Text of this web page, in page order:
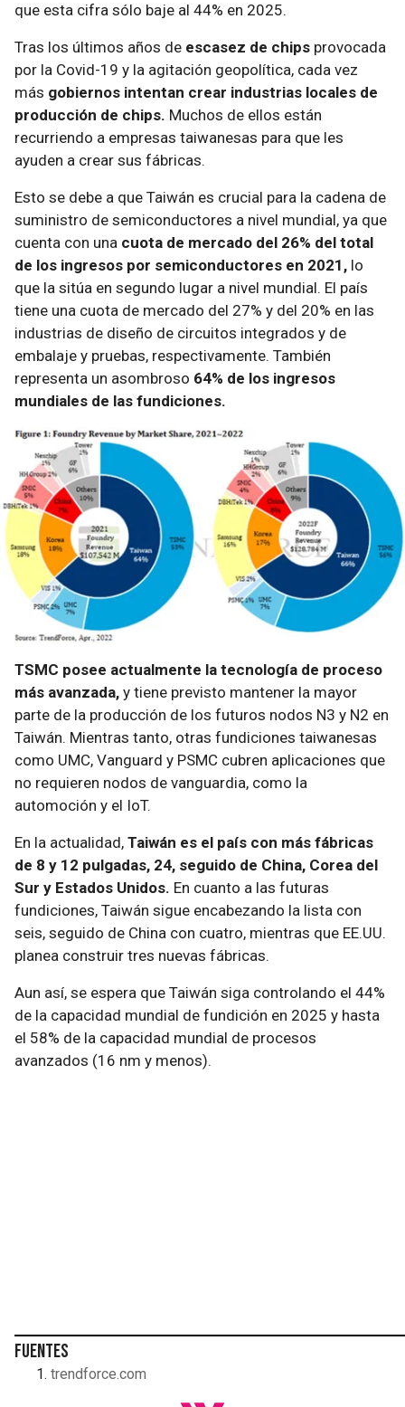
que esta cifra sólo baje al 44% en 2025.
Tras los últimos años de escasez de chips provocada
por la Covid-19 y la agitación geopolítica, cada vez
más gobiernos intentan crear industrias locales de
producción de chips. Muchos de ellos están
recurriendo a empresas taiwanesas para que les
ayuden a crear sus fábricas.
Esto se debe a que Taiwán es crucial para la cadena de
suministro de semiconductores a nivel mundial, ya que
cuenta con una cuota de mercado del 26% del total
de los ingresos por semiconductores en 2021, lo
que la sitúa en segundo lugar a nivel mundial. El país
tiene una cuota de mercado del 27% y del 20% en las
industrias de diseño de circuitos integrados y de
embalaje y pruebas, respectivamente. También
representa un asombroso 64% de los ingresos
mundiales de las fundiciones.
TSMC posee actualmente la tecnología de proceso
más avanzada, y tiene previsto mantener la mayor
parte de la producción de los futuros nodos N3 y N2 en
Taiwán. Mientras tanto, otras fundiciones taiwanesas
como UMC, Vanguard y PSMC cubren aplicaciones que
no requieren nodos de vanguardia, como la
automoción y el IoT.
En la actualidad, Taiwán es el país con más fábricas
de 8 y 12 pulgadas, 24, seguido de China, Corea del
Sur y Estados Unidos. En cuanto a las futuras
fundiciones, Taiwán sigue encabezando la lista con
seis, seguido de China con cuatro, mientras que EE.UU.
planea construir tres nuevas fábricas.
Aun así, se espera que Taiwán siga controlando el 44%
de la capacidad mundial de fundición en 2025 y hasta
el 58% de la capacidad mundial de procesos
avanzados (16 nm y menos).
Fuentes
trendforce.com